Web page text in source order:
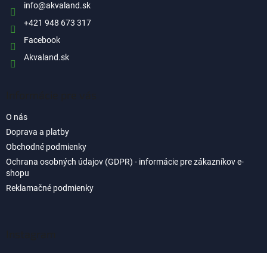
info@akvaland.sk
+421 948 673 317
Facebook
Akvaland.sk
O nás
Doprava a platby
Obchodné podmienky
Ochrana osobných údajov (GDPR) - informácie pre zákazníkov e-
shopu
Reklamačné podmienky